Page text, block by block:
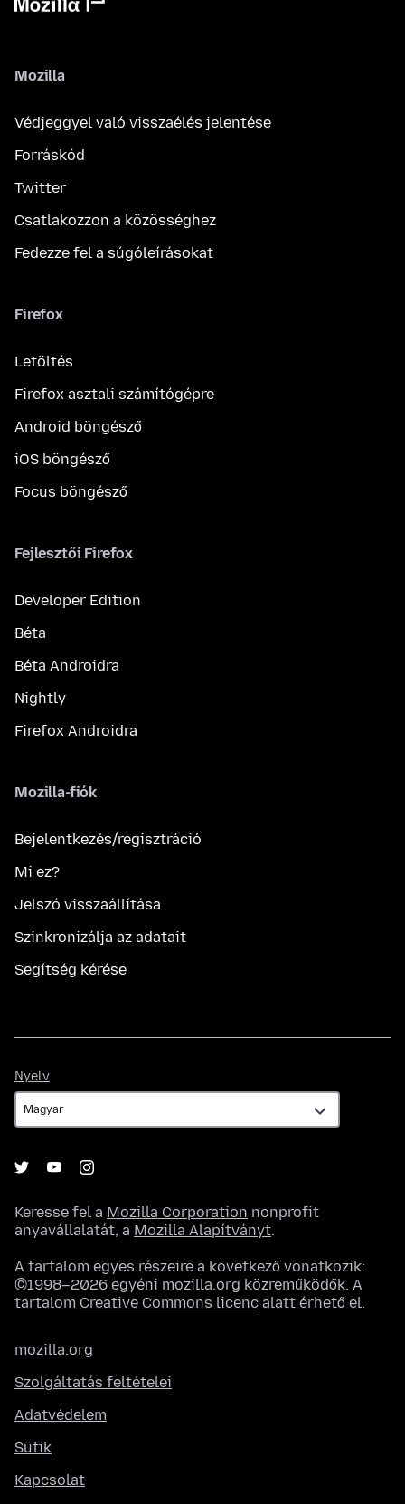
Mozilla
Védjeggyel való visszaélés jelentése
Forráskód
Twitter
Csatlakozzon a közösséghez
Fedezze fel a súgóleírásokat
Firefox
Letöltés
Firefox asztali számítógépre
Android böngésző
iOS böngésző
Focus böngésző
Fejlesztői Firefox
Developer Edition
Béta
Béta Androidra
Nightly
Firefox Androidra
Mozilla-fiók
Bejelentkezés/regisztráció
Mi ez?
Jelszó visszaállítása
Szinkronizálja az adatait
Segítség kérése
Nyelv
Keresse fel a Mozilla Corporation nonprofit
anyavállalatát, a Mozilla Alapítványt.
A tartalom egyes részeire a következő vonatkozik:
©1998–2026 egyéni mozilla.org közreműködők. A
tartalom Creative Commons licenc alatt érhető el.
mozilla.org
Szolgáltatás feltételei
Adatvédelem
Sütik
Kapcsolat